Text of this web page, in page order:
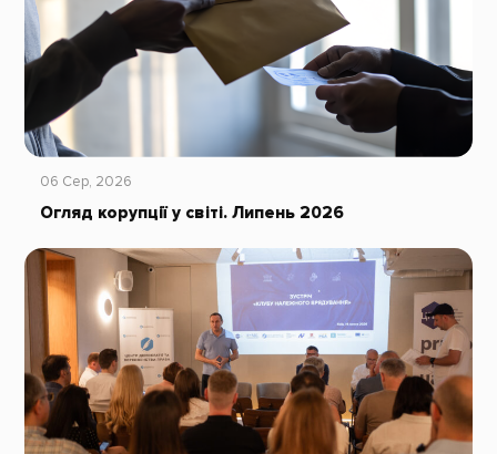
06 Сер, 2026
Огляд корупції у світі. Липень 2026